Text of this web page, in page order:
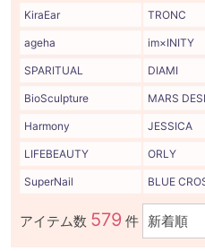
KiraEar TRONC
ageha im×INITY
SPARITUAL DIAMI
BioSculpture MARS
Harmony JESSICA
LIFEBEAUTY ORLY
SuperNail BLUE
アイテム数 579 件